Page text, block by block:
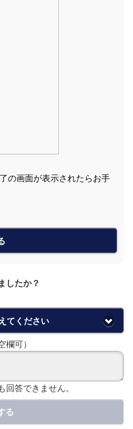
の画面が表示されたらお手
したか？
てください
可）
答できません。
る